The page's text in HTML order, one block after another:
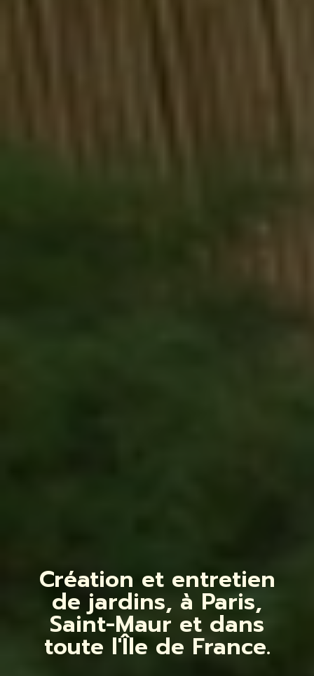
Création et entretien
de jardins, à Paris,
Saint-Maur et dans
toute l'Île de France.